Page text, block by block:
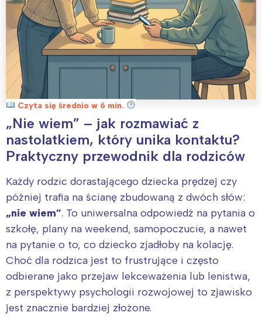
Czyta się średnio w 6 min.
„Nie wiem” – jak rozmawiać z
nastolatkiem, który unika kontaktu?
Praktyczny przewodnik dla rodziców
Każdy rodzic dorastającego dziecka prędzej czy
później trafia na ścianę zbudowaną z dwóch słów:
„nie wiem”. To uniwersalna odpowiedź na pytania o
szkołę, plany na weekend, samopoczucie, a nawet
na pytanie o to, co dziecko zjadłoby na kolację.
Choć dla rodzica jest to frustrujące i często
odbierane jako przejaw lekceważenia lub lenistwa,
z perspektywy psychologii rozwojowej to zjawisko
jest znacznie bardziej złożone.